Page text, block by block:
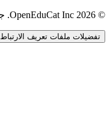
© 2026 OpenEduCat Inc. جميع الحقوق محفوظة.
تفضيلات ملفات تعريف الارتباط